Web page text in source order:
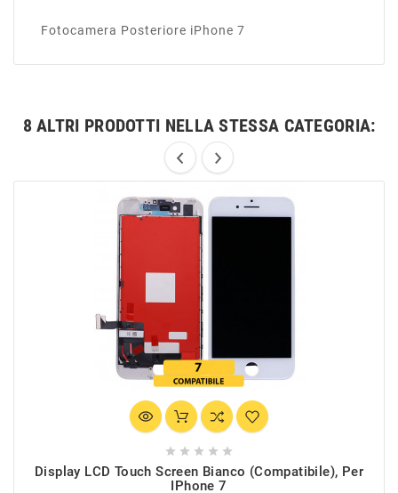
Fotocamera Posteriore iPhone 7
8 ALTRI PRODOTTI NELLA STESSA CATEGORIA:
    
Display LCD Touch Screen Bianco (Compatibile), Per
IPhone 7